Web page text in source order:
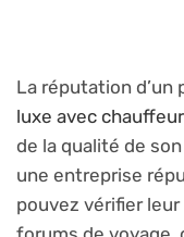
La réputation d’un
luxe avec
de la qualité de
une entreprise
pouvez vérifier